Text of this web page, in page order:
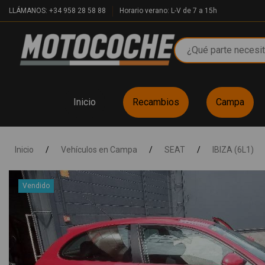
LLÁMANOS: +34 958 28 58 88 Horario verano: L-V de 7 a 15h
Inicio Recambios Campa
Inicio / Vehículos en Campa / SEAT / IBIZA (6L1)
Vendido